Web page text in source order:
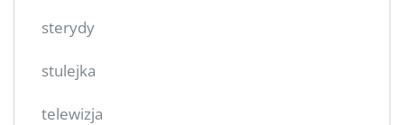
sterydy
stulejka
telewizja